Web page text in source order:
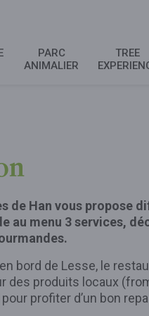
PARC
ANIMALIER
TREE
de Han vous propose
au menu 3 services,
bord de Lesse, le
des produits locaux
profiter d’un bon